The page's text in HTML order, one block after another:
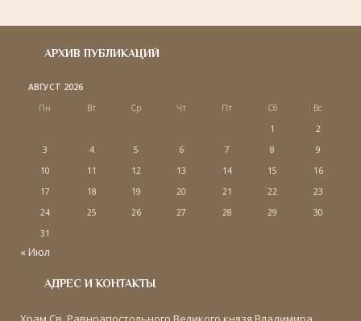
АРХИВ ПУБЛИКАЦИЙ
АВГУСТ 2026
Пн
Вт Ср Чт Пт Сб
Вс
1
2
3
4 5 6 7 8
9
10
11 12 13 14 15
16
17
18 19 20 21 22
23
24
25 26 27 28 29
30
31
« Июл
АДРЕС И КОНТАКТЫ